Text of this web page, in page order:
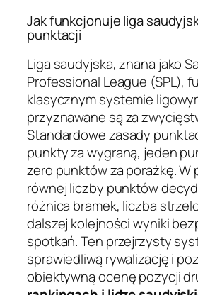
Jak funkcjonuje liga
punktacji
Liga saudyjska, znana jako
Professional League (SPL),
klasycznym systemie
przyznawane są za
Standardowe zasady
punkty za wygraną, jeden
zero punktów za porażkę. W
równej liczby punktów
różnica bramek, liczba
dalszej kolejności wyniki
spotkań. Ten przejrzysty
sprawiedliwą rywalizację i
obiektywną ocenę pozycji